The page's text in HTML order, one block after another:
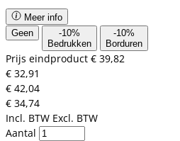
Meer info
Geen
-10%
Bedrukken
-10%
Borduren
Prijs eindproduct € 39,82
€ 32,91
€ 42,04
€ 34,74
Incl. BTW Excl. BTW
Aantal